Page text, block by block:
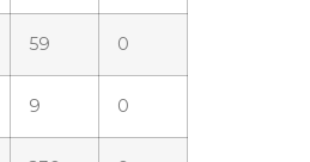
59 0
9 0